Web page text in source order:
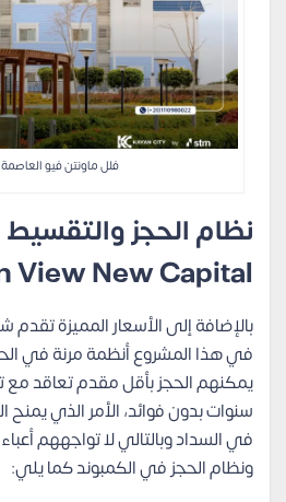
فلل ماونتن فيو العاصمة
نظام الحجز
View New Capital
بالإضافة إلى الأسعار المميزة تقدم
في هذا المشروع أنظمة مرنة في
يمكنهم الحجز بأقل مقدم تعاقد
سنوات بدون فوائد، الأمر الذي يمنح
في السداد وبالتالي لا تواجههم
ونظام الحجز في الكمبوند كما يلي: